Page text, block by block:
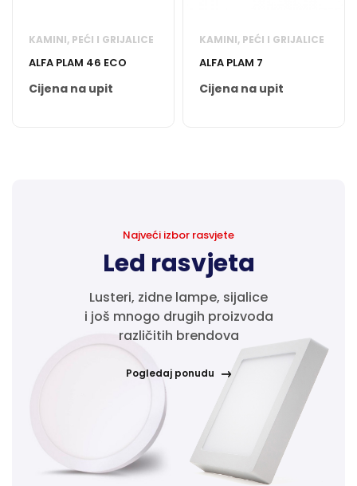
KAMINI, PEĆI I GRIJALICE
ALFA PLAM 46 ECO
Cijena na upit
KAMINI, PEĆI I GRIJALICE
ALFA PLAM 7
Cijena na upit
Najveći izbor rasvjete
Led rasvjeta
Lusteri, zidne lampe, sijalice
i još mnogo drugih proizvoda
različitih brendova
Pogledaj ponudu